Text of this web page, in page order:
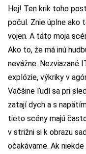
Hej! Ten krik toho
počul. Znie úplne ako
vojen. A táto moja
Ako to, že má inú
nevážne. Nezviazané
explózie, výkriky v
Väčšine ľudí sa pri
zatají dych a s
tieto scény majú
v strižni si k obrazu
očakávame. Ak